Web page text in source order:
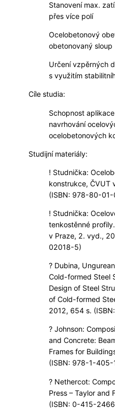
Stanovení max.
přes více polí
Ocelobetonový
obetonovaný sloup
Určení vzpěrných
s využitím
Cíle studia:
Schopnost
navrhování
ocelobetonových
Studijní materiály:
! Studnička:
konstrukce, ČVUT
(ISBN: 978-80-
! Studnička:
tenkostěnné
v Praze, 2. vyd.,
02018-5)
? Dubina,
Cold-formed Steel
Design of Steel
of Cold-formed
2012, 654 s.
? Johnson:
and Concrete:
Frames for
(ISBN: 978-1-
? Nethercot:
Press – Taylor and
(ISBN: 0-415-